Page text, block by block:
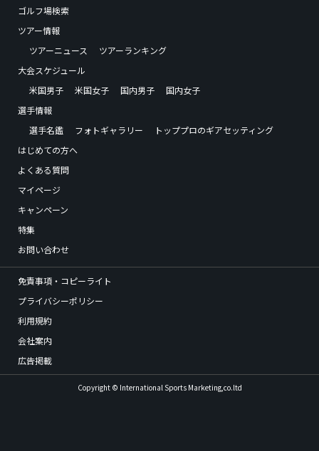
ゴルフ場検索
ツアー情報
ツアーニュース
ツアーランキング
大会スケジュール
米国男子
米国女子 国内男子
国内女子
選手情報
選手名鑑
フォトギャラリー
トッププロのギアセッティング
はじめての方へ
よくある質問
マイページ
キャンペーン
特集
お問い合わせ
免責事項・コピーライト
プライバシーポリシー
利用規約
会社案内
広告掲載
Copyright © International Sports Marketing,co.ltd